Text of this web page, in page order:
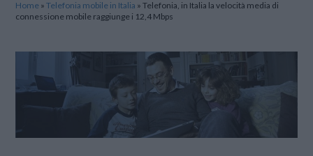
Home »Telefonia mobile in Italia »Telefonia, in Italia la velocità media di
connessione mobile raggiunge i 12,4 Mbps